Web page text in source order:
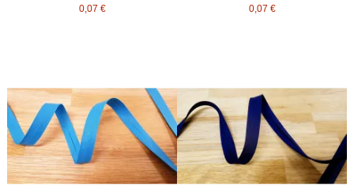
0,07 €
0,07 €